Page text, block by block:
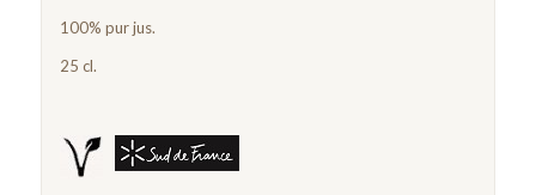
100% pur jus.
25 cl.